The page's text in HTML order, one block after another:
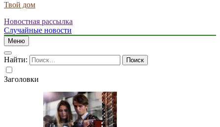
Твой дом
Новостная рассылка
Случайные новости
Меню
Найти:
Заголовки